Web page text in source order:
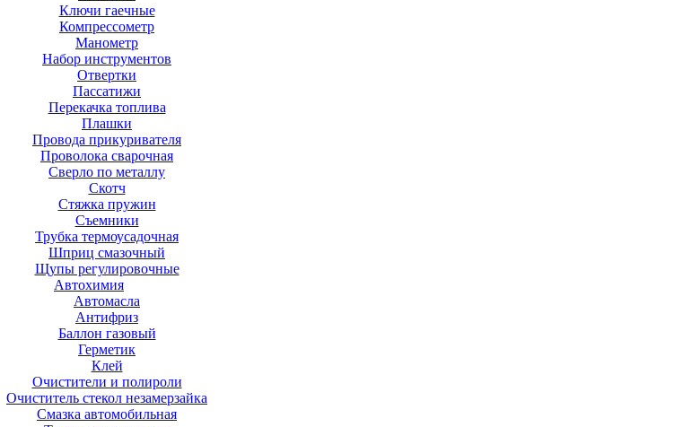
Ключи гаечные
Компрессометр
Манометр
Набор инструментов
Отвертки
Пассатижи
Перекачка топлива
Плашки
Провода прикуривателя
Проволока сварочная
Сверло по металлу
Скотч
Стяжка пружин
Съемники
Трубка термоусадочная
Шприц смазочный
Щупы регулировочные
Автохимия
Автомасла
Антифриз
Баллон газовый
Герметик
Клей
Очистители и полироли
Очиститель стекол незамерзайка
Смазка автомобильная